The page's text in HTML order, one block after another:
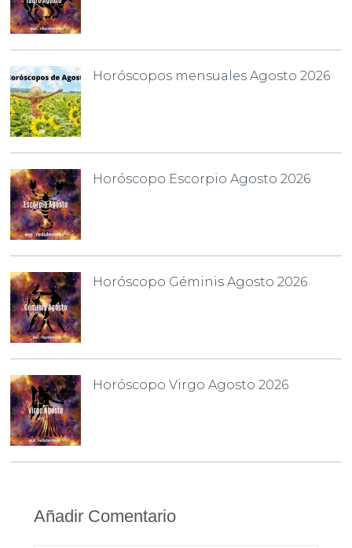
Horóscopos mensuales Agosto 2026
Horóscopo Escorpio Agosto 2026
Horóscopo Géminis Agosto 2026
Horóscopo Virgo Agosto 2026
Añadir Comentario